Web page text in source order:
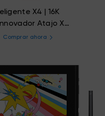
X4 | 16K
Atajo X-
Comprar ahora